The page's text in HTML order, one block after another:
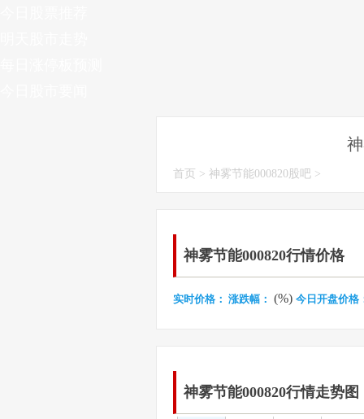
首页 > 神雾节能000820股吧 >
神雾节能000820行情价格
实时价格： 涨跌幅： (%) 今日开盘价格
神雾节能000820行情走势图